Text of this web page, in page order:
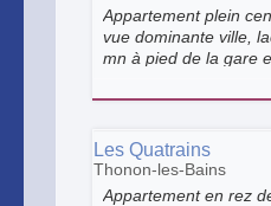
Appartement plein
vue dominante ville,
mn à pied de la gare
sous sol.
Les Quatrains
Thonon-les-Bains
Appartement en rez